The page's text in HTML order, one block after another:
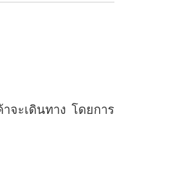
จะเดินทาง โดยการ